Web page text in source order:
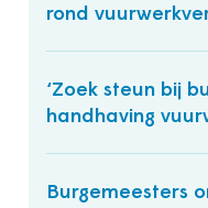
rond
‘Zoek steun bij
handhaving
Burgemeesters